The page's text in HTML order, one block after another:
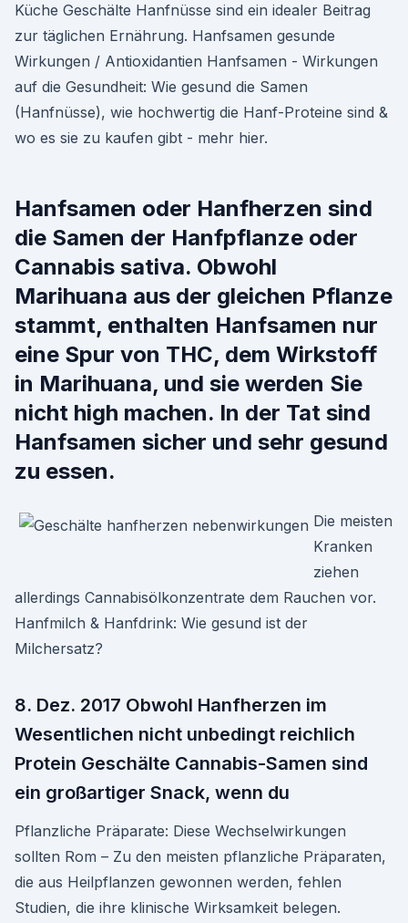
Küche Geschälte Hanfnüsse sind ein idealer Beitrag
zur täglichen Ernährung. Hanfsamen gesunde
Wirkungen / Antioxidantien Hanfsamen - Wirkungen
auf die Gesundheit: Wie gesund die Samen
(Hanfnüsse), wie hochwertig die Hanf-Proteine sind &
wo es sie zu kaufen gibt - mehr hier.
Hanfsamen oder Hanfherzen sind
die Samen der Hanfpflanze oder
Cannabis sativa. Obwohl
Marihuana aus der gleichen Pflanze
stammt, enthalten Hanfsamen nur
eine Spur von THC, dem Wirkstoff
in Marihuana, und sie werden Sie
nicht high machen. In der Tat sind
Hanfsamen sicher und sehr gesund
zu essen.
Die meisten
Kranken
ziehen
allerdings Cannabisölkonzentrate dem Rauchen vor.
Hanfmilch & Hanfdrink: Wie gesund ist der
Milchersatz?
8. Dez. 2017 Obwohl Hanfherzen im
Wesentlichen nicht unbedingt reichlich
Protein Geschälte Cannabis-Samen sind
ein großartiger Snack, wenn du
Pflanzliche Präparate: Diese Wechselwirkungen
sollten Rom – Zu den meisten pflanzliche Präparaten,
die aus Heilpflanzen gewonnen werden, fehlen
Studien, die ihre klinische Wirksamkeit belegen.